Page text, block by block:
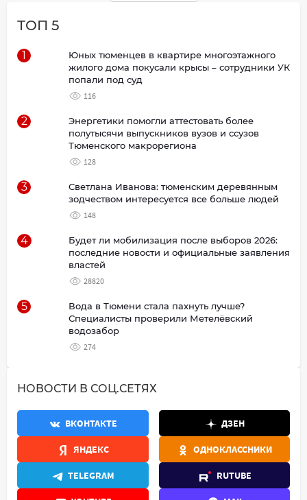
ТОП 5
1
Юных тюменцев в квартире многоэтажного
жилого дома покусали крысы – сотрудники УК
попали под суд
116
2
Энергетики помогли аттестовать более
полутысячи выпускников вузов и ссузов
Тюменского макрорегиона
128
3
Светлана Иванова: тюменским деревянным
зодчеством интересуется все больше людей
148
4
Будет ли мобилизация после выборов 2026:
последние новости и официальные заявления
властей
28820
5
Вода в Тюмени стала пахнуть лучше?
Специалисты проверили Метелёвский
водозабор
274
НОВОСТИ В СОЦ.СЕТЯХ
ВКОНТАКТЕ ДЗЕН
ЯНДЕКС ОДНОКЛАССНИКИ
TELEGRAM RUTUBE